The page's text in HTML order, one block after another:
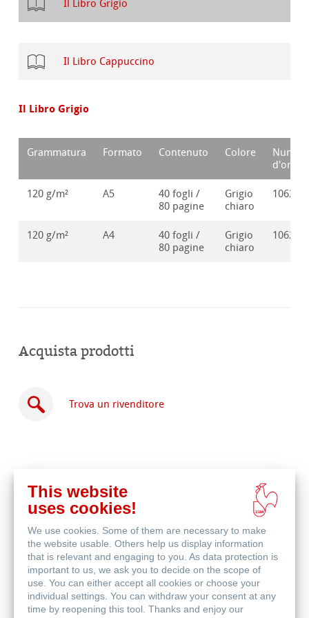
Il Libro Grigio
Il Libro Cappuccino
Il Libro Grigio
Grammatura Formato Contenuto Colore
120 g/m² A5
40 fogli /
80 pagine
Grigio
chiaro
120 g/m² A4
40 fogli /
80 pagine
Grigio
chiaro
Acquista prodotti
Trova un rivenditore
Acquista
online
This website
uses cookies!
We use cookies. Some of them are necessary to make
the website usable. Others help us display information
that is relevant and engaging to you. As data protection is
important to us, we ask you to decide on the scope of
use. You can either accept all cookies or choose your
individual settings. You can withdraw your consent at any
time by reopening this tool. Thanks and enjoy our